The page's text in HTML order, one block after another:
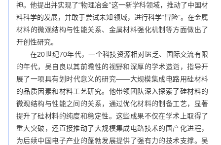
神。他提出并实现了“物理冶金”这一新学科领域，推动了中国材
料科学的发展，并敢于尝试未知领域，进行科学“冒险”。在金属
材料的微观结构与性能关系、金属材料强化机制等方面做出了
开创性研究。
在20世纪70年代，一个科技资源相对匮乏、国际交流有限
的年代，吴自良以其前瞻性的视野和深厚的学术造诣，指导开
展了一项具有划时代意义的研究——大规模集成电路用硅材料
的品质因素和材料工艺研究。他带领团队深入探索了硅材料的
微观结构与性能之间的关系，通过优化材料的制备工艺，显著
提升了硅材料的纯度和稳定性。这些成果不仅在学术上取得了
重大突破，还直接推动了大规模集成电路技术的国产化进程，
为后续中国电子产业的蓬勃发展提供了强有力的技术支撑。吴